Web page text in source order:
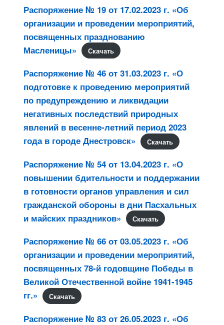
Распоряжение № 19 от 17.02.2023 г. «Об
организации и проведении мероприятий,
посвященных празднованию
Масленицы»
Скачать
Распоряжение № 46 от 31.03.2023 г. «О
подготовке к проведению мероприятий
по предупреждению и ликвидации
негативных последствий природных
явлений в весенне-летний период 2023
года в городе Днестровск»
Скачать
Распоряжение № 54 от 13.04.2023 г. «О
повышении бдительности и поддержании
в готовности органов управления и сил
гражданской обороны в дни Пасхальных
и майских праздников»
Скачать
Распоряжение № 66 от 03.05.2023 г. «Об
организации и проведении мероприятий,
посвященных 78-й годовщине Победы в
Великой Отечественной войне 1941-1945
гг.»
Скачать
Распоряжение № 83 от 26.05.2023 г. «Об